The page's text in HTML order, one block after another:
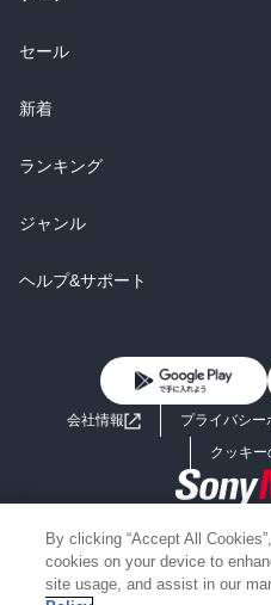
総合
ラノベ
雑誌・グラビア
BL・TL
セール
総合
ラノベ
雑誌・グラビア
BL・TL
新着
総合
ラノベ
雑誌・グラビア
ランキング
総合
ラノベ
ジャンル
コミック
ライトノベル
ミステリー
ヘルプ&サポート
よくあるご質問
会社情報 プライバシー
クッキー
Copyright 2017 - 2026 Sony
Information on the site is for
powered by
By clicking “Accept All
cookies on your device to
site usage, and assist in our